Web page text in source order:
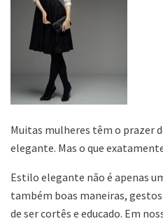
Muitas mulheres têm o prazer
elegante. Mas o que
Estilo elegante não é apenas
também boas maneiras,
de ser cortês e educado. Em